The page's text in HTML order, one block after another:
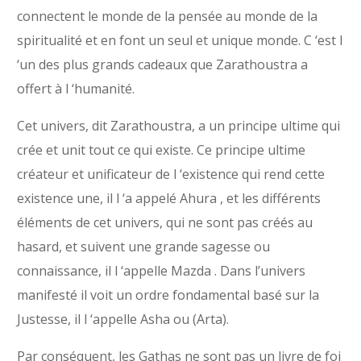
connectent le monde de la pensée au monde de la
spiritualité et en font un seul et unique monde. C ‘est l
‘un des plus grands cadeaux que Zarathoustra a
offert à l ‘humanité.
Cet univers, dit Zarathoustra, a un principe ultime qui
crée et unit tout ce qui existe. Ce principe ultime
créateur et unificateur de l ‘existence qui rend cette
existence une, il l ‘a appelé Ahura , et les différents
éléments de cet univers, qui ne sont pas créés au
hasard, et suivent une grande sagesse ou
connaissance, il l ‘appelle Mazda . Dans l’univers
manifesté il voit un ordre fondamental basé sur la
Justesse, il l ‘appelle Asha ou (Arta).
Par conséquent, les Gathas ne sont pas un livre de foi